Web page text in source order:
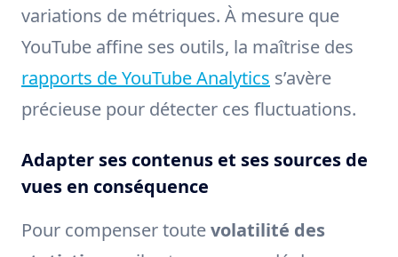
variations de métriques. À mesure que
YouTube affine ses outils, la maîtrise des
rapports de YouTube Analytics s’avère
précieuse pour détecter ces fluctuations.
Adapter ses contenus et ses sources de
vues en conséquence
Pour compenser toutevolatilité des